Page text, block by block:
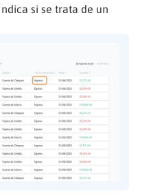
si se trata de un